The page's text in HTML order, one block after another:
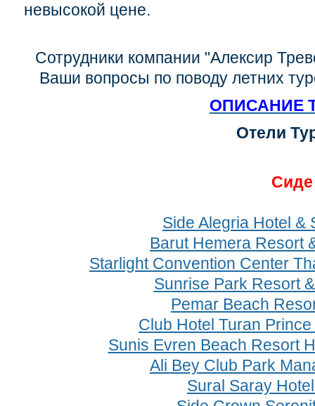
невысокой цене.
Сотрудники компании "Алексир
Ваши вопросы по поводу летних
ОПИСАНИЕ
Отели
Side Alegria Hotel &
Barut Hemera Resort
Starlight Convention Center
Sunrise Park Resort
Pemar Beach
Club Hotel Turan
Sunis Evren Beach Resort
Ali Bey Club Park
Sural Saray